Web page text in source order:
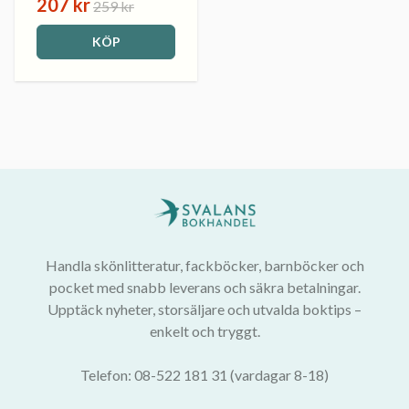
207 kr259 kr
KÖP
Handla skönlitteratur, fackböcker, barnböcker och
pocket med snabb leverans och säkra betalningar.
Upptäck nyheter, storsäljare och utvalda boktips –
enkelt och tryggt.
Telefon: 08-522 181 31 (vardagar 8-18)